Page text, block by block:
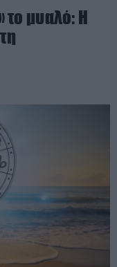
το μυαλό: Η